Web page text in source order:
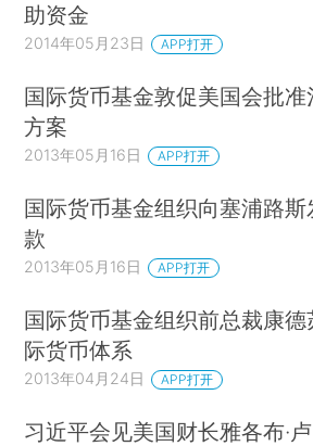
助资金
2014年05月23日 APP打开
国际货币基金敦促美国会批
方案
2013年05月16日 APP打开
国际货币基金组织向塞浦路
款
2013年05月16日 APP打开
国际货币基金组织前总裁康
际货币体系
2013年04月24日 APP打开
习近平会见美国财长雅各布·卢